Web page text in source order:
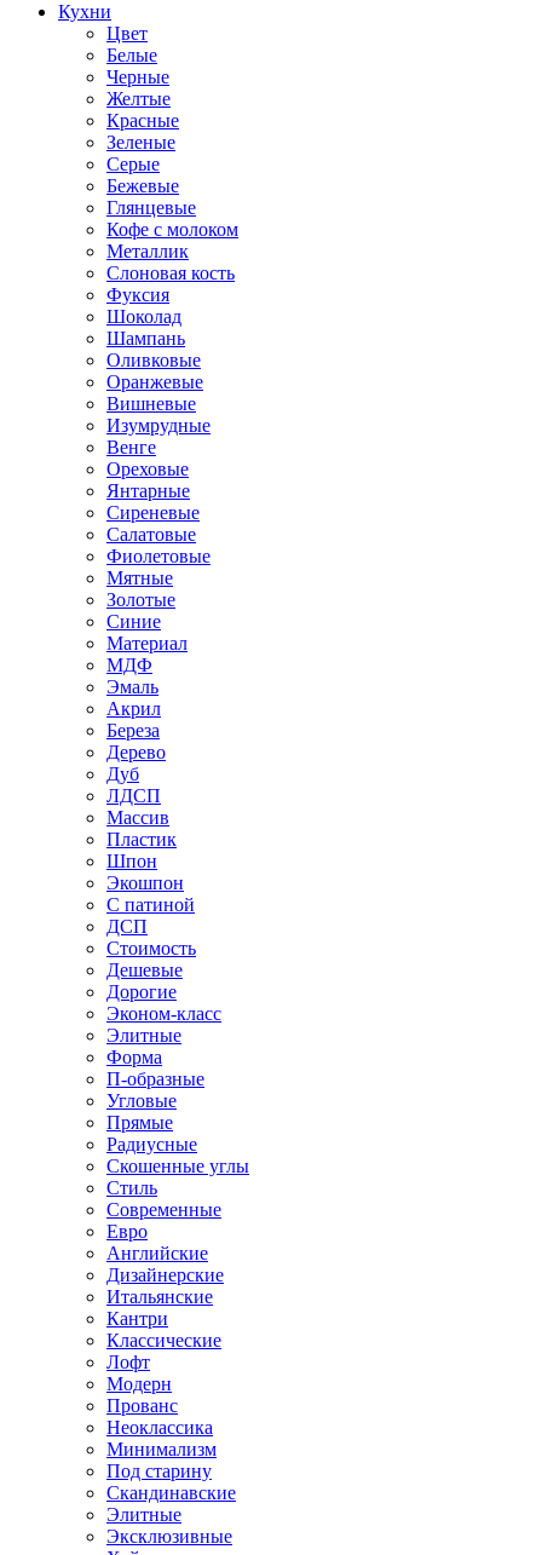
Кухни
Цвет
Белые
Черные
Желтые
Красные
Зеленые
Серые
Бежевые
Глянцевые
Кофе с молоком
Металлик
Слоновая кость
Фуксия
Шоколад
Шампань
Оливковые
Оранжевые
Вишневые
Изумрудные
Венге
Ореховые
Янтарные
Сиреневые
Салатовые
Фиолетовые
Мятные
Золотые
Синие
Материал
МДФ
Эмаль
Акрил
Береза
Дерево
Дуб
ЛДСП
Массив
Пластик
Шпон
Экошпон
С патиной
ДСП
Стоимость
Дешевые
Дорогие
Эконом-класс
Элитные
Форма
П-образные
Угловые
Прямые
Радиусные
Скошенные углы
Стиль
Современные
Евро
Английские
Дизайнерские
Итальянские
Кантри
Классические
Лофт
Модерн
Прованс
Неоклассика
Минимализм
Под старину
Скандинавские
Элитные
Эксклюзивные